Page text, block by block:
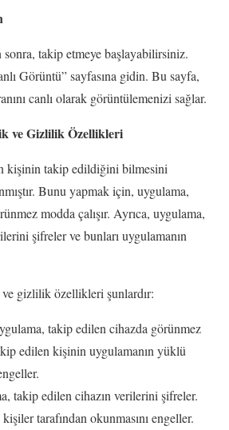
sonra, takip etmeye başlayabilirsiniz.
Görüntü” sayfasına gidin. Bu sayfa,
canlı olarak görüntülemenizi sağlar.
ve Gizlilik Özellikleri
kişinin takip edildiğini bilmesini
Bunu yapmak için, uygulama,
modda çalışır. Ayrıca, uygulama,
şifreler ve bunları uygulamanın
gizlilik özellikleri şunlardır:
takip edilen cihazda görünmez
edilen kişinin uygulamanın yüklü
takip edilen cihazın verilerini şifreler.
tarafından okunmasını engeller.